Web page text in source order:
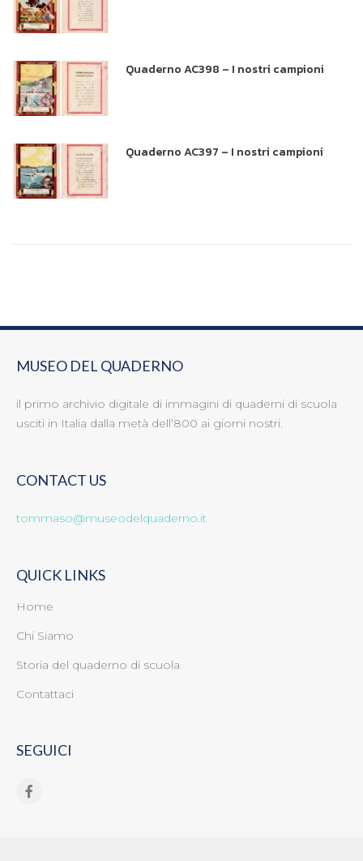
Quaderno AC398 – I nostri campioni
Quaderno AC397 – I nostri campioni
MUSEO DEL QUADERNO
il primo archivio digitale di immagini di quaderni di scuola
usciti in Italia dalla metà dell’800 ai giorni nostri.
CONTACT US
tommaso@museodelquaderno.it
QUICK LINKS
Home
Chi Siamo
Storia del quaderno di scuola
Contattaci
SEGUICI